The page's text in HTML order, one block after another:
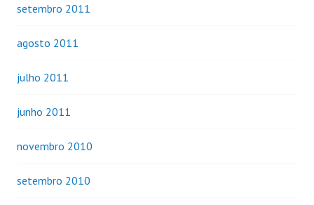
setembro 2011
agosto 2011
julho 2011
junho 2011
novembro 2010
setembro 2010